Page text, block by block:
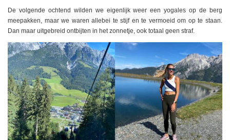
De volgende ochtend wilden we eigenlijk weer een yogales op de berg
meepakken, maar we waren allebei te stijf en te vermoeid om op te staan.
Dan maar uitgebreid ontbijten in het zonnetje, ook totaal geen straf.